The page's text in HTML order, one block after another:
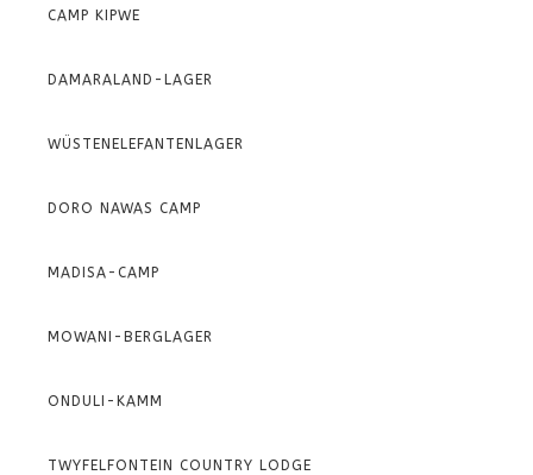
CAMP KIPWE
DAMARALAND-LAGER
WÜSTENELEFANTENLAGER
DORO NAWAS CAMP
MADISA-CAMP
MOWANI-BERGLAGER
ONDULI-KAMM
TWYFELFONTEIN COUNTRY LODGE